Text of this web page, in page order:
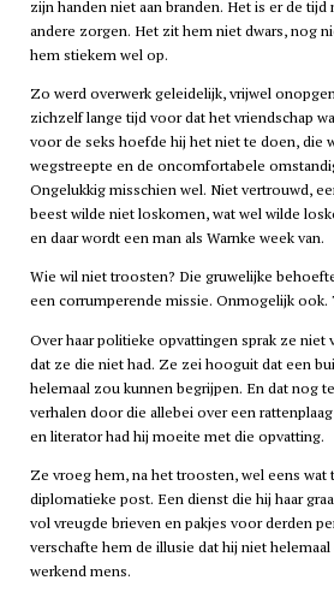
zijn handen niet aan branden. Het is er de
andere zorgen. Het zit hem niet dwars, nog
hem stiekem wel op.
Zo werd overwerk geleidelijk, vrijwel
zichzelf lange tijd voor dat het vriendschap
voor de seks hoefde hij het niet te doen, die
wegstreepte en de oncomfortabele
Ongelukkig misschien wel. Niet vertrouwd,
beest wilde niet loskomen, wat wel wilde
en daar wordt een man als Warnke week van.
Wie wil niet troosten? Die gruwelijke
een corrumperende missie. Onmogelijk ook.
Over haar politieke opvattingen sprak ze niet
dat ze die niet had. Ze zei hooguit dat een
helemaal zou kunnen begrijpen. En dat nog
verhalen door die allebei over een
en literator had hij moeite met die opvatting.
Ze vroeg hem, na het troosten, wel eens wat
diplomatieke post. Een dienst die hij haar
vol vreugde brieven en pakjes voor derden
verschafte hem de illusie dat hij niet
werkend mens.